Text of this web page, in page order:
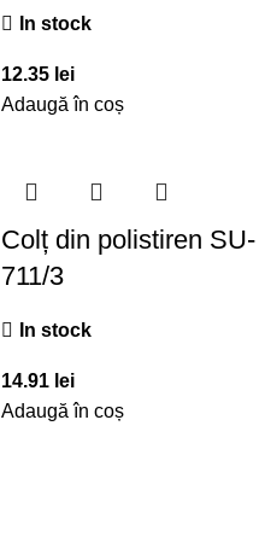
In stock
12.35 lei
Adaugă în coș
Colț din polistiren SU-
711/3
In stock
14.91 lei
Adaugă în coș